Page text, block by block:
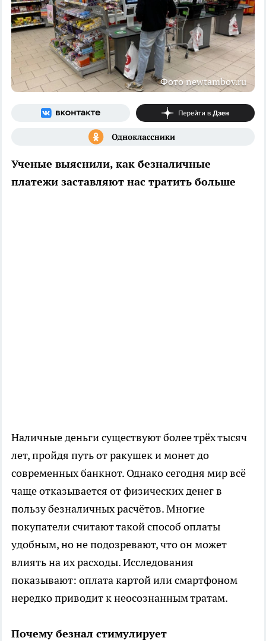
Фото newtambov.ru
Ученые выяснили, как безналичные
платежи заставляют нас тратить больше
Наличные деньги существуют более трёх тысяч
лет, пройдя путь от ракушек и монет до
современных банкнот. Однако сегодня мир всё
чаще отказывается от физических денег в
пользу безналичных расчётов. Многие
покупатели считают такой способ оплаты
удобным, но не подозревают, что он может
влиять на их расходы. Исследования
показывают: оплата картой или смартфоном
нередко приводит к неосознанным тратам.
Почему безнал стимулирует